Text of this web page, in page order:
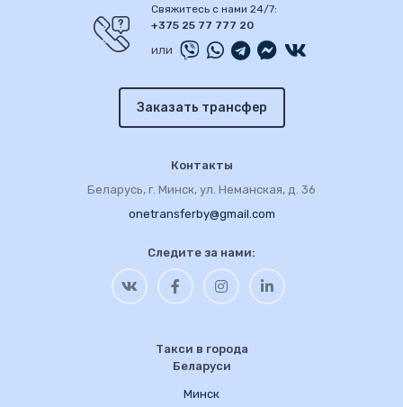
Свяжитесь с нами 24/7:
+375 25 77 777 20
или
Заказать трансфер
Контакты
Беларусь, г. Минск, ул. Неманская, д. 36
onetransferby@gmail.com
Следите за нами:
Такси в города
Беларуси
Минск